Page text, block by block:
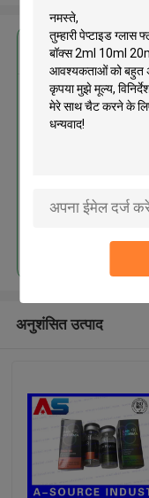
सबसे
अनुशंसित उत्पाद